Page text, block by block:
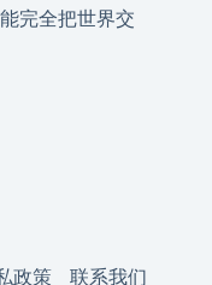
完全把世界交
政策 联系我们